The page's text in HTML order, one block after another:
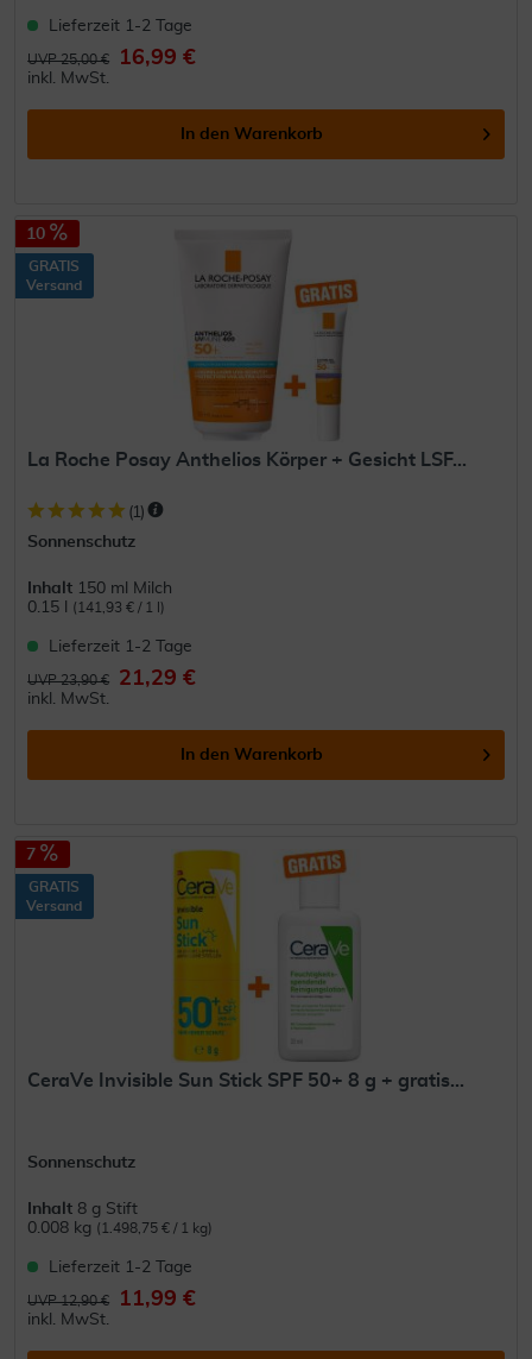
Lieferzeit 1-2 Tage
UVP 25,00 € 16,99 €
inkl. MwSt.
In den Warenkorb
10
GRATIS
Versand
La Roche Posay Anthelios Körper + Gesicht LSF...
(1)
Sonnenschutz
Inhalt 150 ml Milch
0.15 l
(141,93 € / 1 l)
Lieferzeit 1-2 Tage
UVP 23,90 € 21,29 €
inkl. MwSt.
In den Warenkorb
7
GRATIS
Versand
CeraVe Invisible Sun Stick SPF 50+ 8 g + gratis...
Sonnenschutz
Inhalt 8 g Stift
0.008 kg (1.498,75 € / 1 kg)
Lieferzeit 1-2 Tage
UVP 12,90 € 11,99 €
inkl. MwSt.